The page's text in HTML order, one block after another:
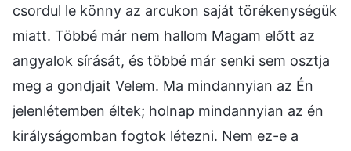
csordul le könny az arcukon saját törékenységük
miatt. Többé már nem hallom Magam előtt az
angyalok sírását, és többé már senki sem osztja
meg a gondjait Velem. Ma mindannyian az Én
jelenlétemben éltek; holnap mindannyian az én
királyságomban fogtok létezni. Nem ez-e a